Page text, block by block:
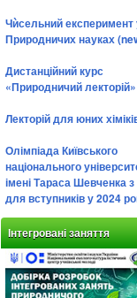
Чѝсельний експеримент
Природничих науках
Дистанційний курс
«Природничий лекторій»
Лекторій для юних
Олімпіада Київського
національного
імені Тараса Шевченка з
для вступників у 2024
Інтегровані заняття